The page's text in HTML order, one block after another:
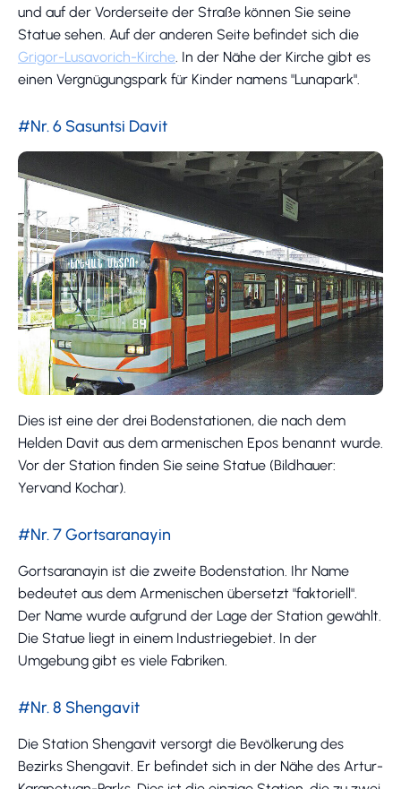
und auf der Vorderseite der Straße können Sie seine
Statue sehen. Auf der anderen Seite befindet sich die
Grigor-Lusavorich-Kirche. In der Nähe der Kirche gibt es
einen Vergnügungspark für Kinder namens "Lunapark".
#Nr. 6 Sasuntsi Davit
Dies ist eine der drei Bodenstationen, die nach dem
Helden Davit aus dem armenischen Epos benannt wurde.
Vor der Station finden Sie seine Statue (Bildhauer:
Yervand Kochar).
#Nr. 7 Gortsaranayin
Gortsaranayin ist die zweite Bodenstation. Ihr Name
bedeutet aus dem Armenischen übersetzt "faktoriell".
Der Name wurde aufgrund der Lage der Station gewählt.
Die Statue liegt in einem Industriegebiet. In der
Umgebung gibt es viele Fabriken.
#Nr. 8 Shengavit
Die Station Shengavit versorgt die Bevölkerung des
Bezirks Shengavit. Er befindet sich in der Nähe des Artur-